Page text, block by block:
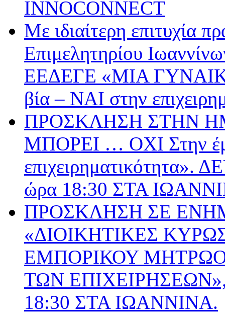
INNOCONNECT
Με ιδιαίτερη επιτυχία
Επιμελητηρίου
ΕΕΔΕΓΕ «ΜΙΑ
βία – ΝΑΙ στην
ΠΡΟΣΚΛΗΣΗ ΣΤΗΝ
ΜΠΟΡΕΙ … ΟΧΙ Στην
ώρα 18:30 ΣΤΑ
ΠΡΟΣΚΛΗΣΗ ΣΕ
«ΔΙΟΙΚΗΤΙΚΕΣ
ΕΜΠΟΡΙΚΟΥ
ΤΩΝ
18:30 ΣΤΑ ΙΩΑΝΝΙΝΑ.